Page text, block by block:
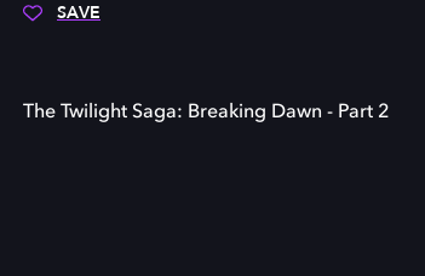
SAVE
The Twilight Saga: Breaking Dawn - Part 2